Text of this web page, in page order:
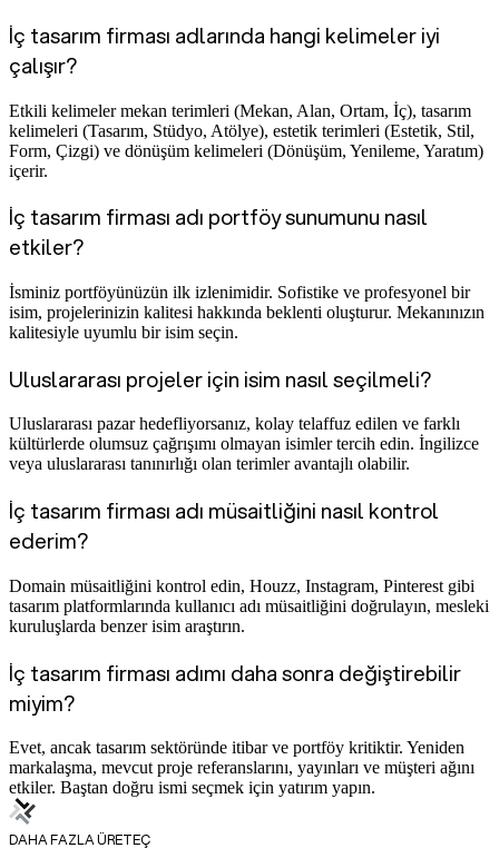
İç tasarım firması adlarında hangi kelimeler iyi
çalışır?
Etkili kelimeler mekan terimleri (Mekan, Alan, Ortam, İç), tasarım
kelimeleri (Tasarım, Stüdyo, Atölye), estetik terimleri (Estetik, Stil,
Form, Çizgi) ve dönüşüm kelimeleri (Dönüşüm, Yenileme, Yaratım)
içerir.
İç tasarım firması adı portföy sunumunu nasıl
etkiler?
İsminiz portföyünüzün ilk izlenimidir. Sofistike ve profesyonel bir
isim, projelerinizin kalitesi hakkında beklenti oluşturur. Mekanınızın
kalitesiyle uyumlu bir isim seçin.
Uluslararası projeler için isim nasıl seçilmeli?
Uluslararası pazar hedefliyorsanız, kolay telaffuz edilen ve farklı
kültürlerde olumsuz çağrışımı olmayan isimler tercih edin. İngilizce
veya uluslararası tanınırlığı olan terimler avantajlı olabilir.
İç tasarım firması adı müsaitliğini nasıl kontrol
ederim?
Domain müsaitliğini kontrol edin, Houzz, Instagram, Pinterest gibi
tasarım platformlarında kullanıcı adı müsaitliğini doğrulayın, mesleki
kuruluşlarda benzer isim araştırın.
İç tasarım firması adımı daha sonra değiştirebilir
miyim?
Evet, ancak tasarım sektöründe itibar ve portföy kritiktir. Yeniden
markalaşma, mevcut proje referanslarını, yayınları ve müşteri ağını
etkiler. Baştan doğru ismi seçmek için yatırım yapın.
DAHA FAZLA ÜRETEÇ